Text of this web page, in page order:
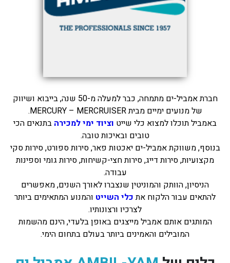
בצפון
בארץ
מדובאי / לדובאי
בבאר שבעחברת אמביל-ים מתמחה, כבר למעלה מ-50 שנה, בייבוא ושיווק
של מנועים ימיים מבית MERCURY – MERCRUISER.
באמביל תוכלו למצוא כלי שייט וציוד ימי למכירה בתנאים הכי
טובים ובאיכות טובה.
בנוסף, משווקת אמביל-ים יאכטות פאר, סירות ספורט, סירות סקי
מקצועיות, סירות דייג, סירות חצי-קשיחות, סירות גומי וספינות
עבודה.
הניסיון, הוותק והמוניטין שנצברו לאורך השנים, מאפשרים
להתאים עבור הלקוח אתכלי השייט והמנוע המתאימים ביותר
לצרכיו ורצונותיו.
המותגים אותם אמביל מייצגים באופן בלעדי, הינם מהשמות
המובילים והאמינים ביותר בעולם בתחום הימי.